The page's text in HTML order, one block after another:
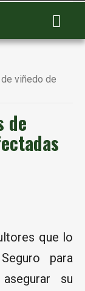
viñedo de
de
que lo
para
su